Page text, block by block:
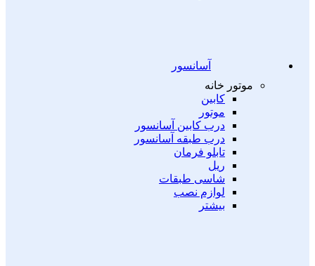
آسانسور
موتور خانه
کابین
موتور
درب کابین آسانسور
درب طبقه آسانسور
تابلو فرمان
ریل
شاسی طبقات
لوازم نصب
بیشتر